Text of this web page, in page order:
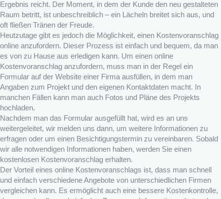
Ergebnis reicht. Der Moment, in dem der Kunde den neu gestalteten
Raum betritt, ist unbeschreiblich – ein Lächeln breitet sich aus, und
oft fließen Tränen der Freude.
Heutzutage gibt es jedoch die Möglichkeit, einen Kostenvoranschlag
online anzufordern. Dieser Prozess ist einfach und bequem, da man
es von zu Hause aus erledigen kann. Um einen online
Kostenvoranschlag anzufordern, muss man in der Regel ein
Formular auf der Website einer Firma ausfüllen, in dem man
Angaben zum Projekt und den eigenen Kontaktdaten macht. In
manchen Fällen kann man auch Fotos und Pläne des Projekts
hochladen.
Nachdem man das Formular ausgefüllt hat, wird es an uns
weitergeleitet, wir melden uns dann, um weitere Informationen zu
erfragen oder um einen Besichtigungstermin zu vereinbaren. Sobald
wir alle notwendigen Informationen haben, werden Sie einen
kostenlosen Kostenvoranschlag erhalten.
Der Vorteil eines online Kostenvoranschlags ist, dass man schnell
und einfach verschiedene Angebote von unterschiedlichen Firmen
vergleichen kann. Es ermöglicht auch eine bessere Kostenkontrolle,